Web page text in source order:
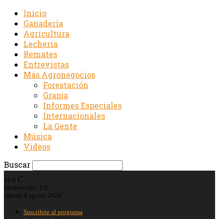
Inicio
Ganadería
Agricultura
Lechería
Remates
Entrevistas
Más Agronegocios
Forestación
Granja
Informes Especiales
Internacionales
La Gente
Música
Videos
Buscar
12.6 C
Montevideo, UY
sábado 8 agosto 2026
Suscribite al programa